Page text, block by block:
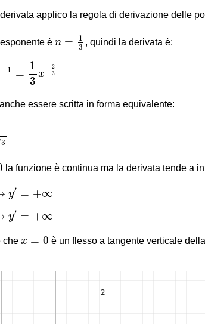
applico la regola di derivazione delle
è n =
1
3
3
, quindi la derivata è:
−1 =
1
3
x− 2
3
3
essere scritta in forma equivalente:
3
la funzione è continua ma la derivata tende a
y′ = +∞
y′
y′ = +∞
y′
che x = 0
x è un flesso a tangente verticale